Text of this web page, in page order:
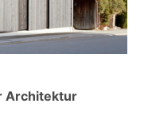
Architektur